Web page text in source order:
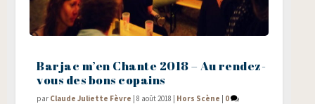
Barjac m’en Chante 2018 – Au rendez-
vous des bons copains
par Claude Juliette Fèvre |8 août 2018 | Hors Scène | 0